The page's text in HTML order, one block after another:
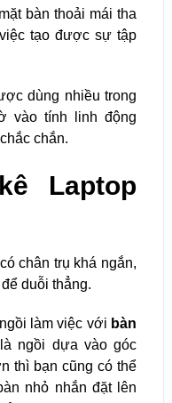
bàn thoải mái tha
tạo được sự tập
dùng nhiều trong
vào tính linh động
chắn.
Laptop
chân trụ khá ngắn,
duỗi thẳng.
làm việc với bàn
ngồi dựa vào góc
thì bạn cũng có thể
nhỏ nhắn đặt lên